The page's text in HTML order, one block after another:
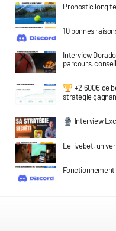
Pronostic long
10 bonnes
Interview
parcours,
+2 600€ de
stratégie
Interview
Le livebet, un
Fonctionnement